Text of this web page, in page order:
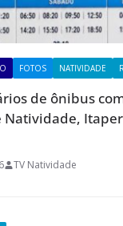
FOTOS NATIVIDADE
de ônibus
Natividade,
TV Natividade